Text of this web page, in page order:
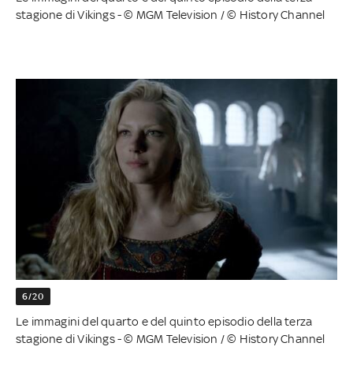
stagione di Vikings - © MGM Television / © History Channel
6/20
Le immagini del quarto e del quinto episodio della terza
stagione di Vikings - © MGM Television / © History Channel